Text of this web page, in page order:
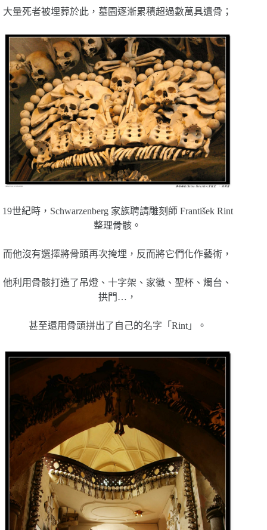
大量死者被埋葬於此，墓園逐漸累積超過數萬具遺骨；
19世紀時，Schwarzenberg 家族聘請雕刻師 František Rint
整理骨骸。
而他沒有選擇將骨頭再次掩埋，反而將它們化作藝術，
他利用骨骸打造了吊燈、十字架、家徽、聖杯、燭台、
拱門…，
甚至還用骨頭拼出了自己的名字「Rint」。